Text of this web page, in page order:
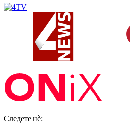
Следете нè: